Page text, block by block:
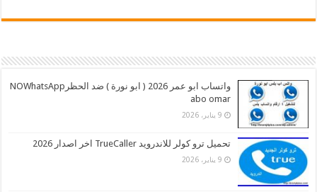
واتساب ابو عمر 2026 ( ابو نورة ) ضد الحظرNOWhatsApp
abo omar
9 يناير، 2026
تحميل ترو كولر للاندرويد TrueCaller اخر اصدار 2026
9 يناير، 2026